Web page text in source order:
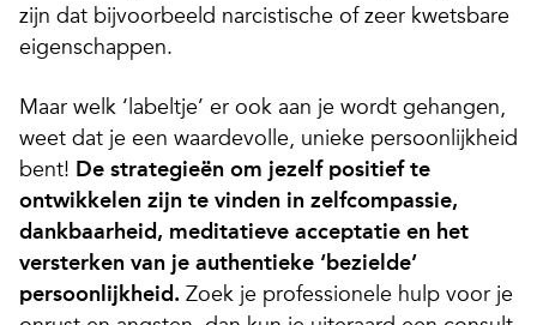
zijn dat bijvoorbeeld narcistische of zeer kwetsbare
eigenschappen.
Maar welk ‘labeltje’ er ook aan je wordt gehangen,
weet dat je een waardevolle, unieke persoonlijkheid
bent! De strategieën om jezelf positief te
ontwikkelen zijn te vinden in zelfcompassie,
dankbaarheid, meditatieve acceptatie en het
versterken van je authentieke ‘bezielde’
persoonlijkheid. Zoek je professionele hulp voor je